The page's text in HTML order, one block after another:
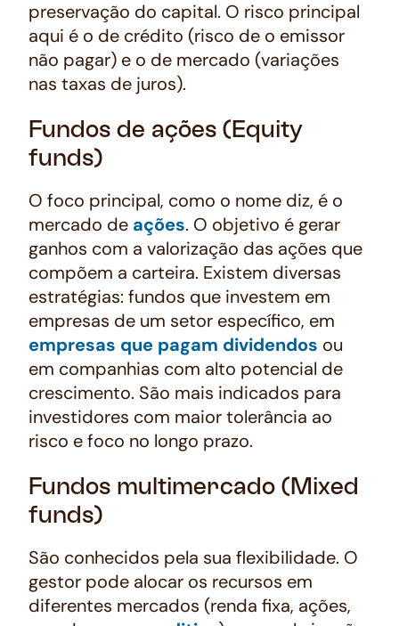
preservação do capital. O risco principal
aqui é o de crédito (risco de o emissor
não pagar) e o de mercado (variações
nas taxas de juros).
Fundos de ações (Equity
funds)
O foco principal, como o nome diz, é o
mercado de ações. O objetivo é gerar
ganhos com a valorização das ações que
compõem a carteira. Existem diversas
estratégias: fundos que investem em
empresas de um setor específico, em
empresas que pagam dividendos ou
em companhias com alto potencial de
crescimento. São mais indicados para
investidores com maior tolerância ao
risco e foco no longo prazo.
Fundos multimercado (Mixed
funds)
São conhecidos pela sua flexibilidade. O
gestor pode alocar os recursos em
diferentes mercados (renda fixa, ações,